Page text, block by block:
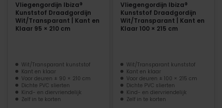
Vliegengordijn Ibiza®
Kunststof Draadgordijn
Wit/Transparant | Kant en
Klaar 95 × 210 cm
Wit/Transparant kunststof
Kant en klaar
Voor deuren ± 90 × 210 cm
Dichte PVC slierten
Kind- en diervriendelijk
Zelf in te korten
Vliegengordijn Ibiza®
Kunststof Draadgordijn
Wit/Transparant | Kant en
Klaar 100 × 215 cm
Wit/Transparant kunststof
Kant en klaar
Voor deuren ± 100 × 215 cm
Dichte PVC slierten
Kind- en diervriendelijk
Zelf in te korten